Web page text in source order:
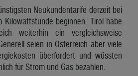
Neukundentarife derzeit bei
Kilowattstunde beginnen. Tirol habe
weiterhin ein vergleichsweise
seien in Österreich aber viele
überfordert und wüssten
für Strom und Gas bezahlen.